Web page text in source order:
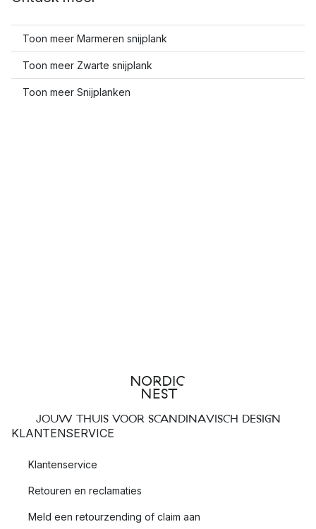
Toon meer Marmeren snijplank
Toon meer Zwarte snijplank
Toon meer Snijplanken
JOUW THUIS VOOR SCANDINAVISCH DESIGN
KLANTENSERVICE
Klantenservice
Retouren en reclamaties
Meld een retourzending of claim aan